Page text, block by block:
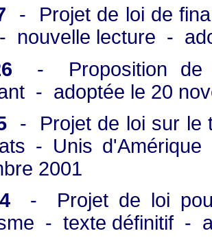
- Projet de loi de
nouvelle lecture -
- Proposition de
- adoptée le 20
- Projet de loi sur le
- Unis
2001
- Projet de loi pour
- texte définitif -